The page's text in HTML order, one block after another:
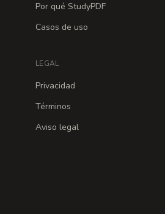
Por qué StudyPDF
Casos de uso
LEGAL
Privacidad
Términos
Aviso legal